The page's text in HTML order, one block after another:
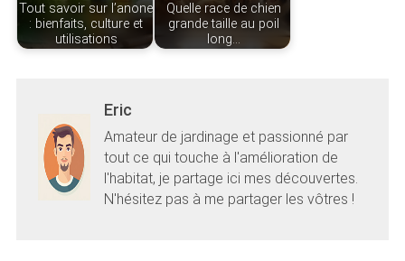
Tout savoir sur l’anone
: bienfaits, culture et
utilisations
Quelle race de chien
grande taille au poil
long…
Eric
Amateur de jardinage et passionné par
tout ce qui touche à l'amélioration de
l'habitat, je partage ici mes découvertes.
N'hésitez pas à me partager les vôtres !